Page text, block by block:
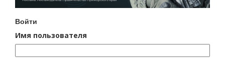
Войти
Имя пользователя